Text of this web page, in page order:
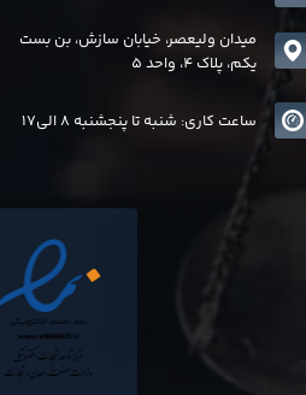
میدان ولیعصر، خیابان سازش، بن بست
یکم، پلاک 4، واحد 5
ساعت کاری: شنبه تا پنجشنبه 8 الی17